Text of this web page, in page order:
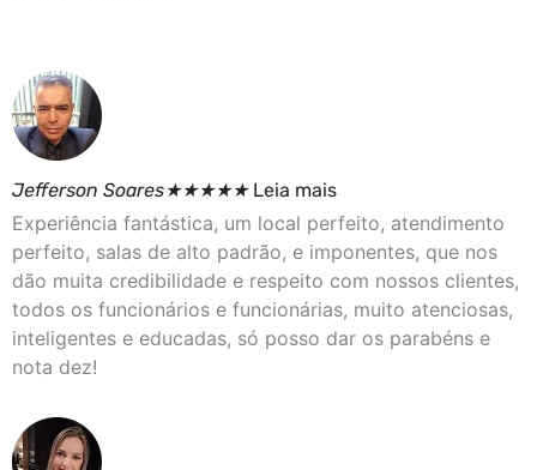
Jefferson Soares★★★★★Leia mais
Experiência fantástica, um local perfeito, atendimento
perfeito, salas de alto padrão, e imponentes, que nos
dão muita credibilidade e respeito com nossos clientes,
todos os funcionários e funcionárias, muito atenciosas,
inteligentes e educadas, só posso dar os parabéns e
nota dez!